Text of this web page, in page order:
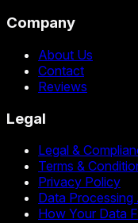
Company
About Us
Contact
Reviews
Legal
Legal &
Terms &
Privacy Policy
Data Processing
How Your Data